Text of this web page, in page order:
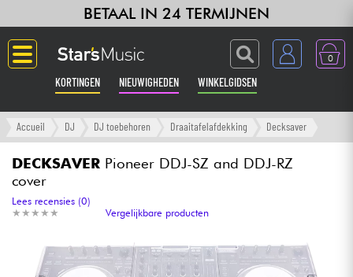
BETAAL IN 24 TERMIJNEN
0
KORTINGEN NIEUWIGHEDEN WINKELGIDSEN
Langue
Gitaar & Bas
Versterker & Effecten
Toetsenbord & Piano
Accueil DJ DJ toebehoren Draaitafelafdekking Decksaver
DECKSAVER Pioneer DDJ-SZ and DDJ-RZ
cover
★ ★ ★ ★ ★
★ ★ ★ ★ ★
Lees recensies (0)
Vergelijkbare producten